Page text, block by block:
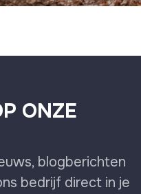
ONZE
blogberichten
bedrijf direct in je